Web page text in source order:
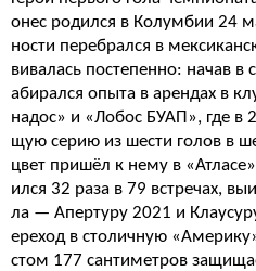
онес родился в Колумбии 24
ности перебрался в
вивалась постепенно: начав в
абирался опыта в арендах в
надос» и «Лобос БУАП», где в
щую серию из шести голов в
цвет пришёл к нему в
ился 32 раза в 79 встречах,
ла — Апертуру 2021 и
ереход в столичную
стом 177 сантиметров